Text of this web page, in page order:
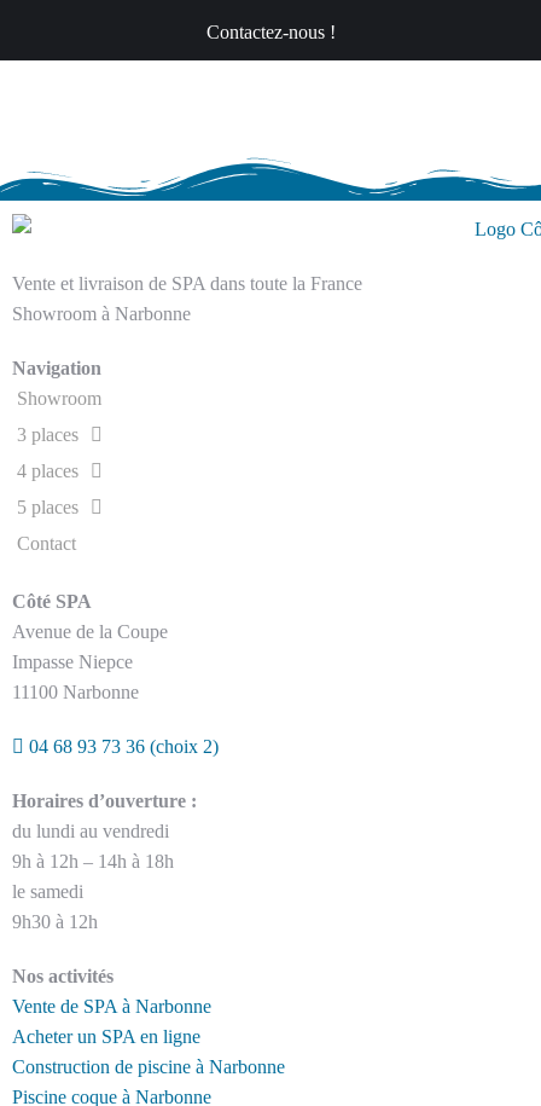
Contactez-nous !
Vente et livraison de SPA dans toute la France
Showroom à Narbonne
Navigation
Showroom
3 places
4 places
5 places
Contact
Côté SPA
Avenue de la Coupe
Impasse Niepce
11100 Narbonne
04 68 93 73 36 (choix 2)
Horaires d’ouverture :
du lundi au vendredi
9h à 12h – 14h à 18h
le samedi
9h30 à 12h
Nos activités
Vente de SPA à Narbonne
Acheter un SPA en ligne
Construction de piscine à Narbonne
Piscine coque à Narbonne